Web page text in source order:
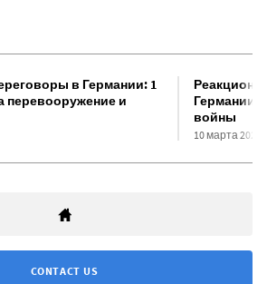
в Германии: 1
перевооружение и
Германии
войны
10 марта 2025
CONTACT US